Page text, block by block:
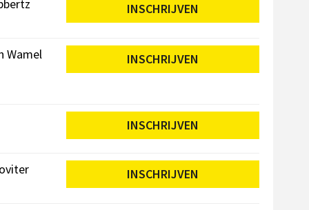
INSCHRIJVEN
Wamel INSCHRIJVEN
INSCHRIJVEN
INSCHRIJVEN